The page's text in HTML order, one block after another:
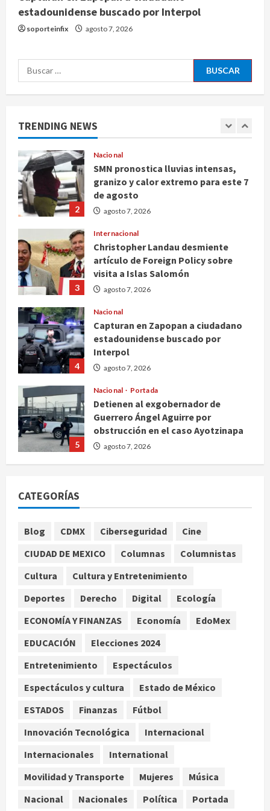
estadounidense buscado por Interpol
soporteinfix agosto 7, 2026
Buscar:
TRENDING NEWS
Detienen al exgobernador de
Guerrero Ángel Aguirre por
1
2
Nacional
SMN pronostica lluvias intensas,
granizo y calor extremo para este 7
de agosto
agosto 7, 2026
3
Internacional
Christopher Landau desmiente
artículo de Foreign Policy sobre
visita a Islas Salomón
agosto 7, 2026
4
Nacional
Capturan en Zapopan a ciudadano
estadounidense buscado por
Interpol
agosto 7, 2026
5
Nacional Portada
Detienen al exgobernador de
Guerrero Ángel Aguirre por
obstrucción en el caso Ayotzinapa
agosto 7, 2026
Tierra Caliente
SMN pronostica lluvias intensas,
granizo y calor extremo para este 7
agosto 7, 2026
Internacional
Christopher Landau desmiente
visita a Islas Salomón
4
Capturan en Zapopan a ciudadano
estadounidense buscado por
agosto 7, 2026
Nacional Portada
Detienen al exgobernador de
CATEGORÍAS
Blog CDMX Ciberseguridad
Cine
CIUDAD DE MEXICO
Columnas
Columnistas
Cultura
Cultura y Entretenimiento
Deportes
Derecho Digital
Ecología
ECONOMÍA Y FINANZAS
Economía
EdoMex
EDUCACIÓN
Elecciones 2024
Entretenimiento
Espectáculos
Espectáculos y cultura
Estado de México
ESTADOS
Finanzas
Fútbol
Innovación Tecnológica
Internacional
Internacionales
International
Movilidad y Transporte
Mujeres
Música
Nacional
Nacionales Política Portada